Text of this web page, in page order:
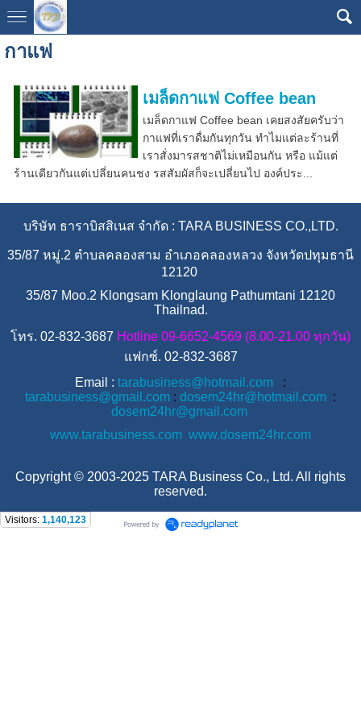
กาแฟ
เมล็ดกาแฟ Coffee bean
เมล็ดกาแฟ Coffee bean เคยสงสัยครับว่า
กาแฟที่เราดื่มกันทุกวัน ทำไมแต่ละร้านที่
เราสั่งมารสชาติไม่เหมือนกัน หรือ แม้แต่
ร้านเดียวกันแต่เปลี่ยนคนชง รสสัมผัสก็จะเปลี่ยนไป องค์ประ...
บริษัท ธาราบิสสิเนส จำกัด : TARA BUSINESS CO.,LTD.
35/87 หมู่.2 ตำบลคลองสาม อำเภอคลองหลวง จังหวัดปทุมธานี
12120
35/87 Moo.2 Klongsam Klonglaung Pathumtani 12120
Thailnad.
โทร. 02-832-3687 Hotline 09-6652-4569 (8.00-21.00 ทุกวัน)
แฟกซ์. 02-832-3687
Email : tarabusiness@hotmail.com
:
tarabusiness@gmail.com : dosem24hr@hotmail.com :
dosem24hr@gmail.com
www.tarabusiness.com www.dosem24hr.com
Copyright © 2003-2025 TARA Business Co., Ltd. All rights
reserved.
Visitors: 1,140,123